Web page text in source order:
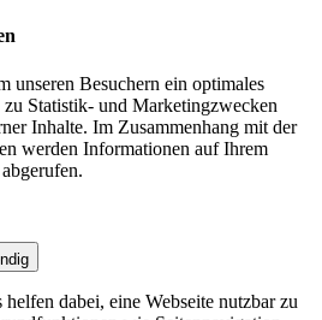
unseren Besuchern ein optimales
Statistik- und Marketingzwecken
Inhalte. Im Zusammenhang mit der
werden Informationen auf Ihrem
dabei, eine Webseite nutzbar zu